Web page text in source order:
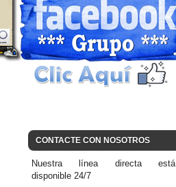
CONTACTE CON NOSOTROS
Nuestra línea directa está
disponible 24/7